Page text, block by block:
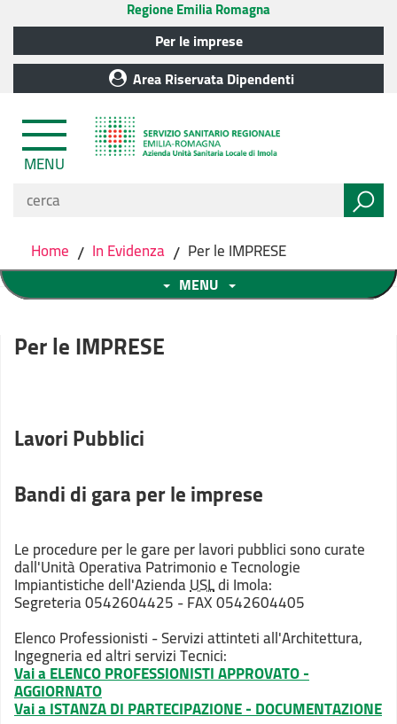
Regione Emilia Romagna
Per le imprese
Area Riservata Dipendenti
MENU
Home / In Evidenza / Per le IMPRESE
MENU
Per le IMPRESE
Lavori Pubblici
Bandi di gara per le imprese
Le procedure per le gare per lavori pubblici sono curate
dall'Unità Operativa Patrimonio e Tecnologie
Impiantistiche dell'AziendaUSLdi Imola:
Segreteria 0542604425 - FAX 0542604405
Elenco Professionisti - Servizi attinteti all'Architettura,
Ingegneria ed altri servizi Tecnici:
Vai a ELENCO PROFESSIONISTI APPROVATO -
AGGIORNATO
Vai a ISTANZA DI PARTECIPAZIONE - DOCUMENTAZIONE